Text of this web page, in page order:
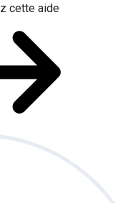
cette aide